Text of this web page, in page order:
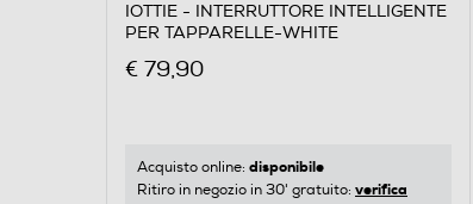
IOTTIE - INTERRUTTORE INTELLIGENTE
PER TAPPARELLE-WHITE
€ 79,90
Acquisto online: disponibile
Ritiro in negozio in 30' gratuito: verifica